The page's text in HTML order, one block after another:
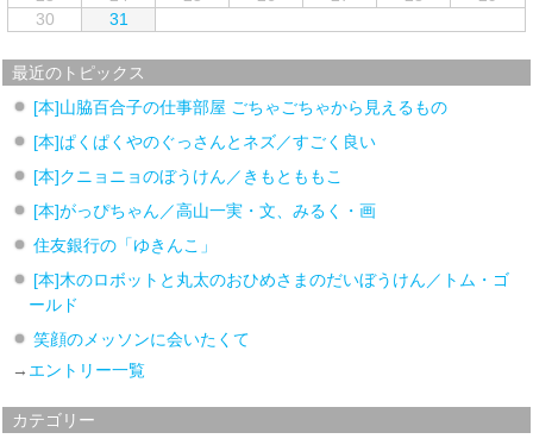
30
31
最近のトピックス
[本]山脇百合子の仕事部屋 ごちゃごちゃから見えるもの
[本]ぱくぱくやのぐっさんとネズ／すごく良い
[本]クニョニョのぼうけん／きもとももこ
[本]がっぴちゃん／高山一実・文、みるく・画
住友銀行の「ゆきんこ」
[本]木のロボットと丸太のおひめさまのだいぼうけん／トム・ゴ
ールド
笑顔のメッソンに会いたくて
→ エントリー一覧
カテゴリー